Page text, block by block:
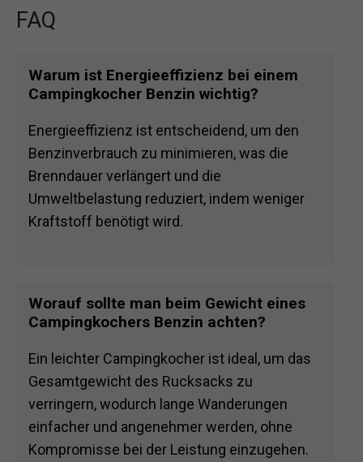
FAQ
Warum ist Energieeffizienz bei einem
Campingkocher Benzin wichtig?
Energieeffizienz ist entscheidend, um den
Benzinverbrauch zu minimieren, was die
Brenndauer verlängert und die
Umweltbelastung reduziert, indem weniger
Kraftstoff benötigt wird.
Worauf sollte man beim Gewicht eines
Campingkochers Benzin achten?
Ein leichter Campingkocher ist ideal, um das
Gesamtgewicht des Rucksacks zu
verringern, wodurch lange Wanderungen
einfacher und angenehmer werden, ohne
Kompromisse bei der Leistung einzugehen.